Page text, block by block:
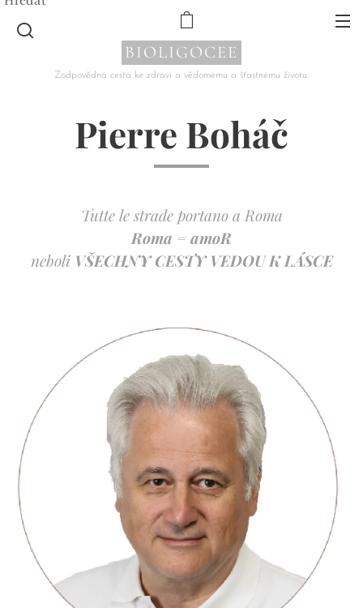
BIOLIGOCEE
Zodpovědná cesta ke zdraví a vědomému a šťastnému životu.
Pierre Boháč
Tutte le strade portano a Roma
Roma = amoR
neboliVŠECHNY CESTY VEDOU K LÁSCE